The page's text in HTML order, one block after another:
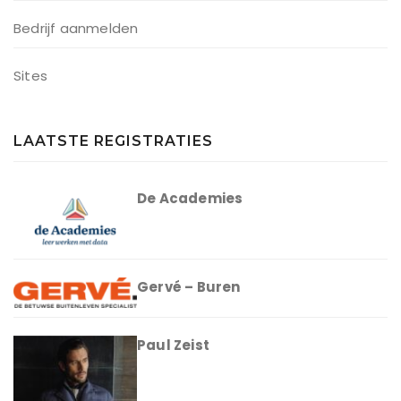
Bedrijf aanmelden
Sites
LAATSTE REGISTRATIES
De Academies
Gervé – Buren
Paul Zeist